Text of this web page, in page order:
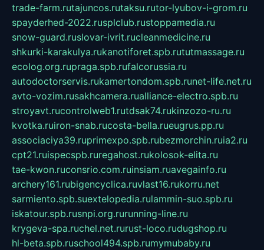
trade-farm.rutajuncos.rutaksu.rutor-lyubov-i-grom.ru
spayderhed-2022.rusplclub.rustoppamedia.ru
snow-guard.ruslovar-ivrit.rucleanmedicine.ru
shkurki-karakulya.rukanotiforet.spb.rututmassage.ru
ecolog.org.rupraga.spb.rufalcorussia.ru
autodoctorservis.rukamertondom.spb.runet-life.net.ru
avto-vozim.rusakhcamera.rualliance-electro.spb.ru
stroyavt.rucontrolweb1.rutdsak74.rukinzozo-ru.ru
kvotka.ruiron-snab.rucosta-bella.rueugrus.pp.ru
associaciya39.ruprimexpo.spb.rubezmorchin.ruia2.ru
cpt21.ruispecspb.ruregahost.rukolosok-elita.ru
tae-kwon.ruconsrio.com.ruinsiam.ruavegainfo.ru
archery161.rubigencyclica.ruvlast16.rukorru.net
sarmiento.spb.suextelopedia.rulammin-suo.spb.ru
iskatour.spb.rusnpi.org.rurunning-line.ru
krygeva-spa.ruchel.net.rurust-loco.rudugshop.ru
hl-beta.spb.ruschool494.spb.rumymubaby.ru